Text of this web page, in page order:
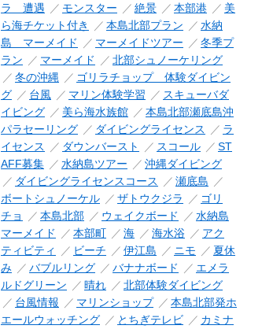
ラ 遭遇
モンスター 絶景 本部港
美
ら海チケット付き
本島北部プラン
水納
島 マーメイド
マーメイドツアー
冬季プ
ラン
マーメイド
北部シュノーケリング
冬の沖縄
ゴリラチョップ 体験ダイビン
グ
台風 マリン体験学習
スキューバダ
イビング
美ら海水族館
本島北部瀬底島沖
パラセーリング
ダイビングライセンス
ラ
イセンス
ダウンバースト スコール
ST
AFF募集
水納島ツアー
沖縄ダイビング
ダイビングライセンスコース
瀬底島
ボートシュノーケル
ザトウクジラ
ゴリ
チョ
本島北部 ウェイクボード
水納島
マーメイド
本部町 海 海水浴
アク
ティビティ
ビーチ 伊江島 ニモ
夏休
み
バブルリング バナナボード
エメラ
ルドグリーン
晴れ
北部体験ダイビング
台風情報
マリンショップ
本島北部発ホ
エールウォッチング
とちぎテレビ
カミナ